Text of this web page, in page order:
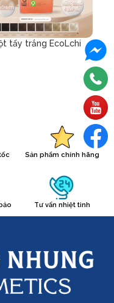
tẩy trắng EcoLchi
Sản phẩm chính hãng
Tư vấn nhiệt tình